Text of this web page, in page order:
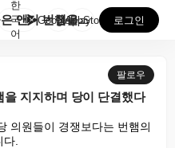
노동당 고위 인사들은 앤디 번햄을 지지하며 당이 단결했...
한
국
어
GooglePlay
AppStore 로그인
팔로우
을 지지하며 당이 단결했다
의원들이 경쟁보다는 번햄의
.